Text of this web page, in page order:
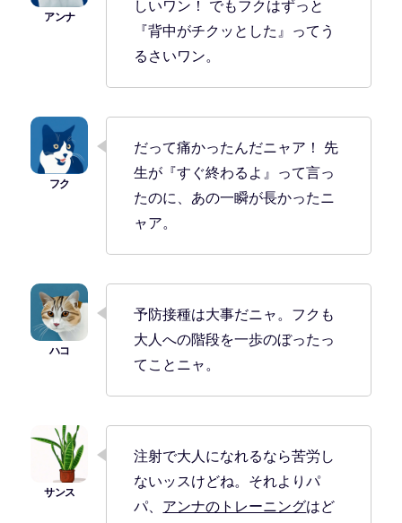
しいワン！ でもフクはずっと
『背中がチクッとした』ってう
るさいワン。
だって痛かったんだニャア！ 先
生が『すぐ終わるよ』って言っ
たのに、あの一瞬が長かったニ
ャア。
予防接種は大事だニャ。フクも
大人への階段を一歩のぼったっ
てことニャ。
注射で大人になれるなら苦労し
ないッスけどね。それよりパ
パ、 アンナのトレーニングはど